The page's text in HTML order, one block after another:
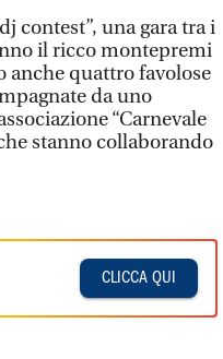
contest”, una gara tra i
il ricco montepremi
anche quattro favolose
da uno
“Carnevale
stanno collaborando
CLICCA QUI